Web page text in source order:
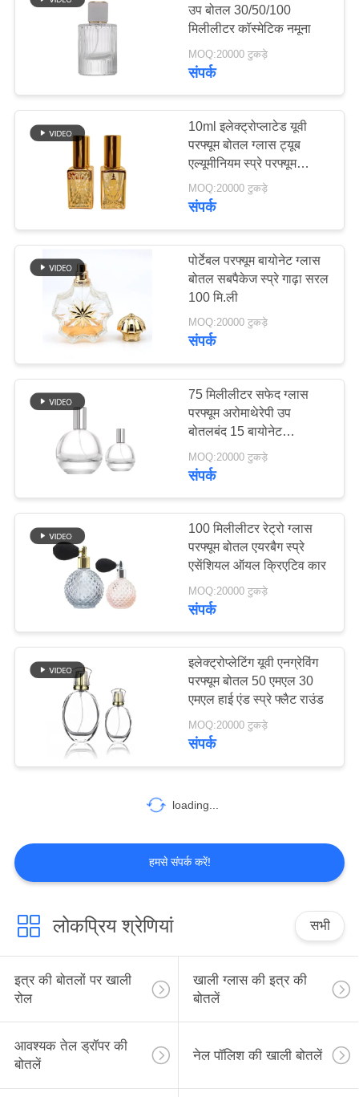
उद्धरण
साइटमैप
PRIVACY
POLICY
खाली स्किनकेयर बोतलें
खाली लिपस्टिक कंटेनर
10
परफ्यूम कैप
धुंध स्प्रेयर पंप
63
ग्लास ड्रिपर
13
उप बोतल 30/50/100
मिलीलीटर कॉस्मेटिक नमूना
MOQ:20000 टुकड़े
संपर्क
10ml इलेक्ट्रोप्लाटेड यूवी
परफ्यूम बोतल ग्लास ट्यूब
एल्यूमीनियम स्प्रे परफ्यूम
वितरण बोतल
MOQ:20000 टुकड़े
संपर्क
पोर्टेबल परफ्यूम बायोनेट ग्लास
बोतल सबपैकेज स्प्रे गाढ़ा सरल
100 मि.ली
MOQ:20000 टुकड़े
संपर्क
75 मिलीलीटर सफेद ग्लास
परफ्यूम अरोमाथेरेपी उप
बोतलबंद 15 बायोनेट
कॉस्मेटिक स्प्रे खाली
MOQ:20000 टुकड़े
संपर्क
100 मिलीलीटर रेट्रो ग्लास
परफ्यूम बोतल एयरबैग स्प्रे
एसेंशियल ऑयल क्रिएटिव कार
MOQ:20000 टुकड़े
संपर्क
इलेक्ट्रोप्लेटिंग यूवी एनग्रेविंग
परफ्यूम बोतल 50 एमएल 30
एमएल हाई एंड स्प्रे फ्लैट राउंड
MOQ:20000 टुकड़े
संपर्क
loading...
हमसे संपर्क करें!
लोकप्रिय श्रेणियां सभी
इत्र की बोतलों पर खाली
रोल
खाली ग्लास की इत्र की
बोतलें
आवश्यक तेल ड्रॉपर की
बोतलें
नेल पॉलिश की खाली बोतलें